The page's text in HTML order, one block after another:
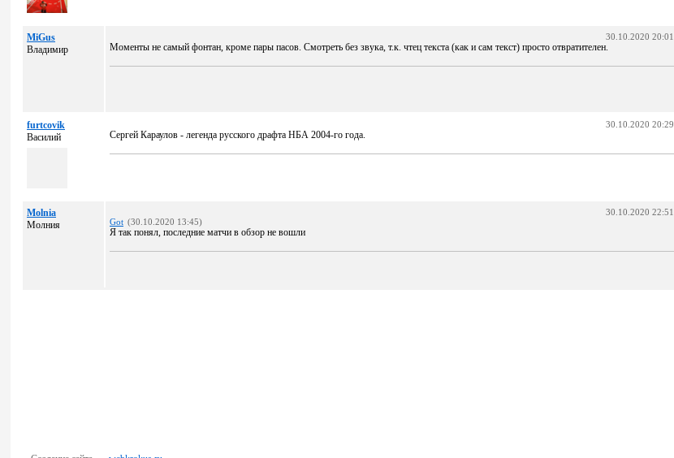
MiGus
Владимир
30.10.2020 20:01
Моменты не самый фонтан, кроме пары пасов. Смотреть без звука, т.к. чтец текста (как и сам текст) просто отвратителен.
furtcovik
Василий
30.10.2020 20:29
Сергей Караулов - легенда русского драфта НБА 2004-го года.
Molnia
Молния
30.10.2020 22:51
Got (30.10.2020 13:45)
Я так понял, последние матчи в обзор не вошли